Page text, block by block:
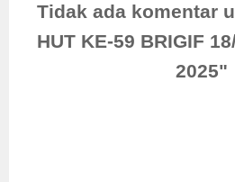
Tidak ada komentar
HUT KE-59 BRIGIF
2025"